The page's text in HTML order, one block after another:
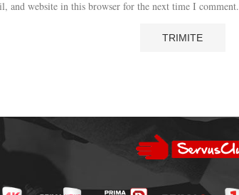
and website in this browser for the next time I comment.